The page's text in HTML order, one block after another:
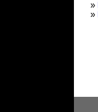
»
»